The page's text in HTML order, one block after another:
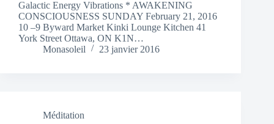
Galactic Energy Vibrations * AWAKENING
CONSCIOUSNESS SUNDAY February 21, 2016
10 –9 Byward Market Kinki Lounge Kitchen 41
York Street Ottawa, ON K1N…
Monasoleil
23 janvier 2016
Méditation